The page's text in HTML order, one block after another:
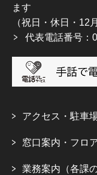
ます
（祝日・休日・12
代表電話番号：
アクセス・駐車
窓口案内・フロ
業務案内（各課